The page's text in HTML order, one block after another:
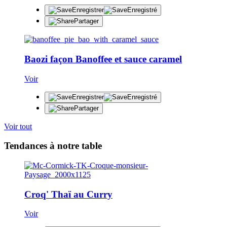
Enregistrer
Enregistré
Partager
Baozi façon Banoffee et sauce caramel
Voir
Enregistrer
Enregistré
Partager
Voir tout
Tendances à notre table
Croq' Thaï au Curry
Voir